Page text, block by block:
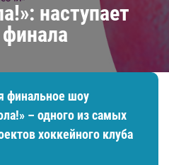
наступает
финальное шоу
– одного из самых
хоккейного клуба